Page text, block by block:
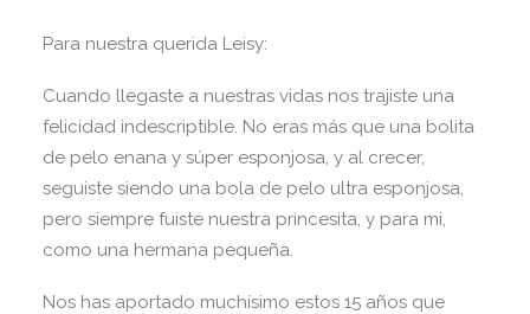
Para nuestra querida Leisy:
Cuando llegaste a nuestras vidas nos trajiste una
felicidad indescriptible. No eras más que una bolita
de pelo enana y súper esponjosa, y al crecer,
seguiste siendo una bola de pelo ultra esponjosa,
pero siempre fuiste nuestra princesita, y para mi,
como una hermana pequeña.
Nos has aportado muchísimo estos 15 años que